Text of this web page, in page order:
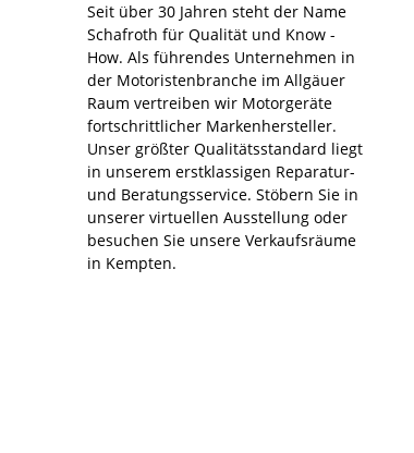
Seit über 30 Jahren steht der Name
Schafroth für Qualität und Know -
How. Als führendes Unternehmen in
der Motoristenbranche im Allgäuer
Raum vertreiben wir Motorgeräte
fortschrittlicher Markenhersteller.
Unser größter Qualitätsstandard liegt
in unserem erstklassigen Reparatur-
und Beratungsservice. Stöbern Sie in
unserer virtuellen Ausstellung oder
besuchen Sie unsere Verkaufsräume
in Kempten.